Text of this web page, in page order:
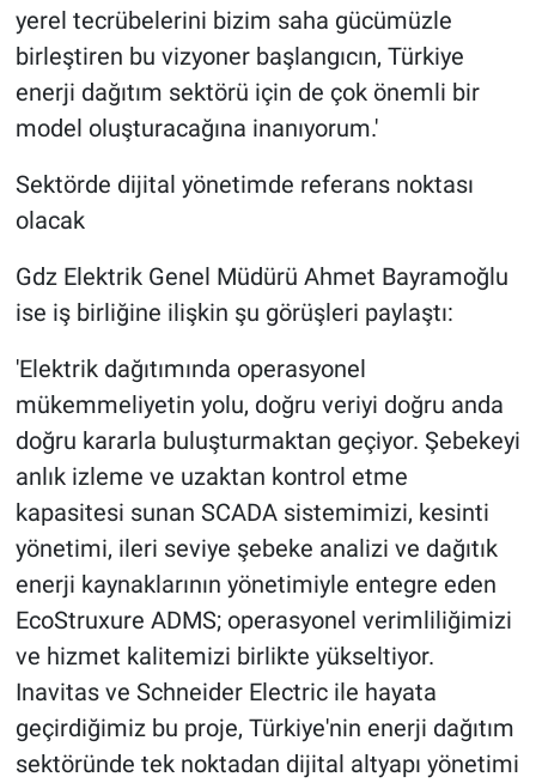
yerel tecrübelerini bizim saha gücümüzle
birleştiren bu vizyoner başlangıcın, Türkiye
enerji dağıtım sektörü için de çok önemli bir
model oluşturacağına inanıyorum.'
Sektörde dijital yönetimde referans noktası
olacak
Gdz Elektrik Genel Müdürü Ahmet Bayramoğlu
ise iş birliğine ilişkin şu görüşleri paylaştı:
'Elektrik dağıtımında operasyonel
mükemmeliyetin yolu, doğru veriyi doğru anda
doğru kararla buluşturmaktan geçiyor. Şebekeyi
anlık izleme ve uzaktan kontrol etme
kapasitesi sunan SCADA sistemimizi, kesinti
yönetimi, ileri seviye şebeke analizi ve dağıtık
enerji kaynaklarının yönetimiyle entegre eden
EcoStruxure ADMS; operasyonel verimliliğimizi
ve hizmet kalitemizi birlikte yükseltiyor.
Inavitas ve Schneider Electric ile hayata
geçirdiğimiz bu proje, Türkiye'nin enerji dağıtım
sektöründe tek noktadan dijital altyapı yönetimi